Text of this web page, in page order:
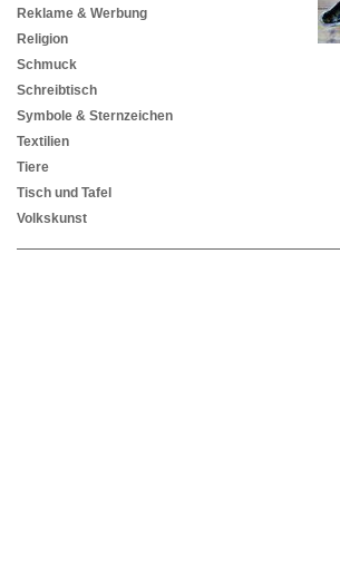
Reklame & Werbung
Religion
Schmuck
Schreibtisch
Symbole & Sternzeichen
Textilien
Tiere
Tisch und Tafel
Volkskunst